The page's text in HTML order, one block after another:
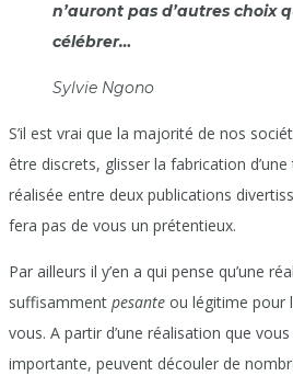
n’auront pas d’autres choix
célébrer…
Sylvie Ngono
S’il est vrai que la majorité de nos
être discrets, glisser la fabrication
réalisée entre deux publications
fera pas de vous un prétentieux.
Par ailleurs il y’en a qui pense qu’une
suffisamment pesante ou légitime pour
vous. A partir d’une réalisation que
importante, peuvent découler de